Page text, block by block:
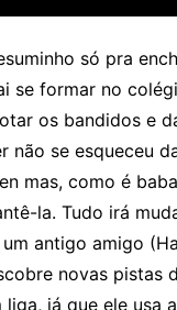
só pra
se formar no
os bandidos e
não se esqueceu
mas, como é
la. Tudo irá
antigo amigo
novas pistas
liga, já que ele usa